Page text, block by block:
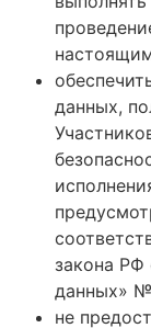
данных,
закона РФ
данных»
не